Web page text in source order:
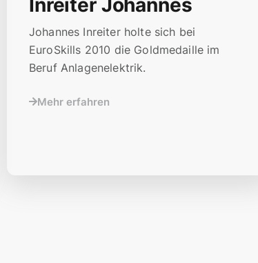
Johannes Inreiter holte sich bei
EuroSkills 2010 die Goldmedaille im
Beruf Anlagenelektrik.
Mehr erfahren